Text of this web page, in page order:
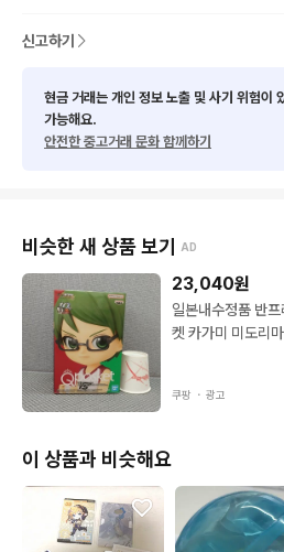
신고하기
현금 거래는 개인 정보 노출 및 사기 위험이
가능해요.
안전한 중고거래 문화 함께하기
비슷한 새 상품 보기 AD
23,040원
일본내수정품 반
쿠팡 ・ 광고
이 상품과 비슷해요